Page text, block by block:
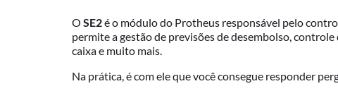
O SE2é o módulo do Protheus responsável pelo
permite a gestão de previsões de desembolso,
caixa e muito mais.
Na prática, é com ele que você consegue responder